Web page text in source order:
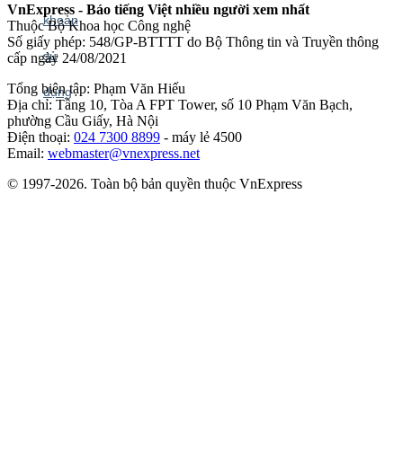
VnExpress - Báo tiếng Việt nhiều người xem nhất
Thuộc Bộ Khoa học Công nghệ
Số giấy phép: 548/GP-BTTTT do Bộ Thông tin và Truyền thông
cấp ngày 24/08/2021
Tổng biên tập: Phạm Văn Hiếu
Địa chỉ: Tầng 10, Tòa A FPT Tower, số 10 Phạm Văn Bạch,
phường Cầu Giấy, Hà Nội
Điện thoại: 024 7300 8899 - máy lẻ 4500
Email: webmaster@vnexpress.net
© 1997-2026. Toàn bộ bản quyền thuộc VnExpress